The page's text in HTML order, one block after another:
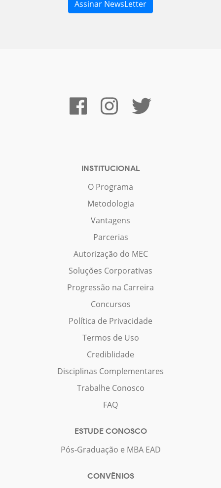
INSTITUCIONAL
O Programa
Metodologia
Vantagens
Parcerias
Autorização do MEC
Soluções Corporativas
Progressão na Carreira
Concursos
Política de Privacidade
Termos de Uso
Crediblidade
Disciplinas Complementares
Trabalhe Conosco
FAQ
ESTUDE CONOSCO
Pós-Graduação e MBA EAD
CONVÊNIOS